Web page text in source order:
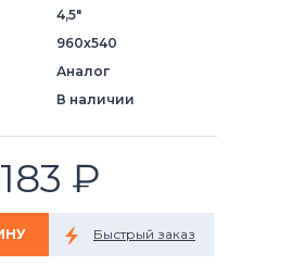
4,5"
960x540
Аналог
В наличии
183 ₽